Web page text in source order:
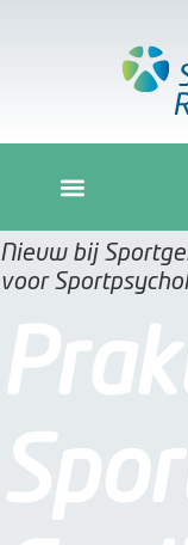
Nieuw bij
voor